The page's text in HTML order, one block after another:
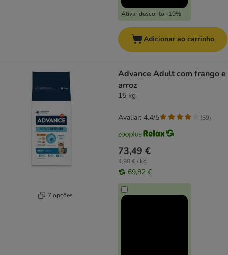
Ativar desconto -10%
Adicionar ao carrinho
7 opções
Advance Adult com frango e
arroz
15 kg
73,49 €
4,90 € / kg
69,82 €
Avaliar: 4.4/5 (59)